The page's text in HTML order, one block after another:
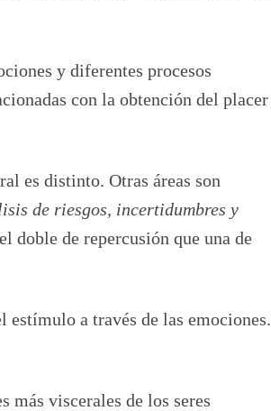
y diferentes procesos
con la obtención del placer
es distinto. Otras áreas son
de riesgos, incertidumbres y
doble de repercusión que una de
estímulo a través de las emociones.
más viscerales de los seres